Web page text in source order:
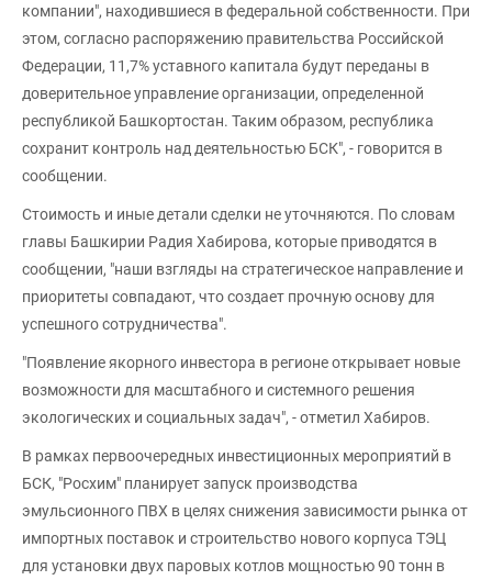
компании", находившиеся в федеральной собственности. При
этом, согласно распоряжению правительства Российской
Федерации, 11,7% уставного капитала будут переданы в
доверительное управление организации, определенной
республикой Башкортостан. Таким образом, республика
сохранит контроль над деятельностью БСК", - говорится в
сообщении.
Стоимость и иные детали сделки не уточняются. По словам
главы Башкирии Радия Хабирова, которые приводятся в
сообщении, "наши взгляды на стратегическое направление и
приоритеты совпадают, что создает прочную основу для
успешного сотрудничества".
"Появление якорного инвестора в регионе открывает новые
возможности для масштабного и системного решения
экологических и социальных задач", - отметил Хабиров.
В рамках первоочередных инвестиционных мероприятий в
БСК, "Росхим" планирует запуск производства
эмульсионного ПВХ в целях снижения зависимости рынка от
импортных поставок и строительство нового корпуса ТЭЦ
для установки двух паровых котлов мощностью 90 тонн в